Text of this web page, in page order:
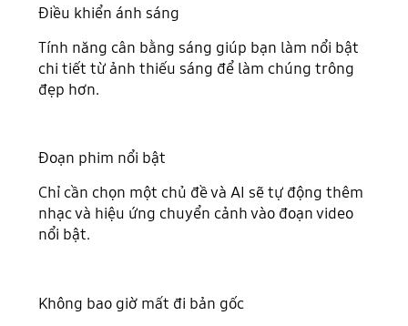
Điều khiển ánh sáng
Tính năng cân bằng sáng giúp bạn làm nổi bật
chi tiết từ ảnh thiếu sáng để làm chúng trông
đẹp hơn.
Đoạn phim nổi bật
Chỉ cần chọn một chủ đề và AI sẽ tự động thêm
nhạc và hiệu ứng chuyển cảnh vào đoạn video
nổi bật.
Không bao giờ mất đi bản gốc